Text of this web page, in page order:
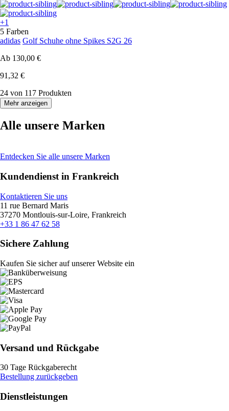
+1
5 Farben
adidas Golf Schuhe ohne Spikes S2G 26
Ab 130,00 €
91,32 €
24 von 117 Produkten
Mehr anzeigen
Alle unsere Marken
Entdecken Sie alle unsere Marken
Kundendienst in Frankreich
Kontaktieren Sie uns
11 rue Bernard Maris
37270 Montlouis-sur-Loire, Frankreich
+33 1 86 47 62 58
Sichere Zahlung
Kaufen Sie sicher auf unserer Website ein
Versand und Rückgabe
30 Tage Rückgaberecht
Bestellung zurückgeben
Dienstleistungen